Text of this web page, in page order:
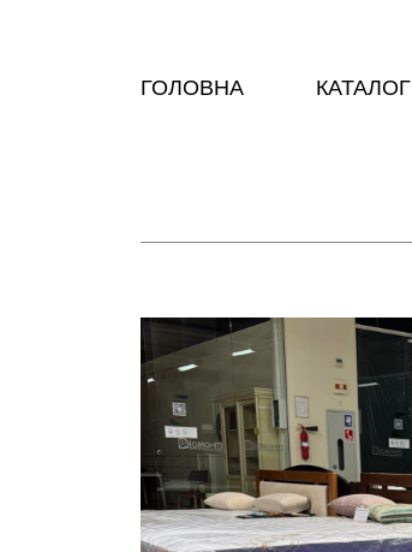
ГОЛОВНА КАТАЛОГ